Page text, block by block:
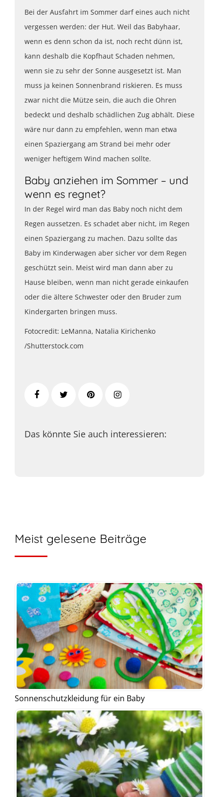
Bei der Ausfahrt im Sommer darf eines auch nicht
vergessen werden: der Hut. Weil das Babyhaar,
wenn es denn schon da ist, noch recht dünn ist,
kann deshalb die Kopfhaut Schaden nehmen,
wenn sie zu sehr der Sonne ausgesetzt ist. Man
muss ja keinen Sonnenbrand riskieren. Es muss
zwar nicht die Mütze sein, die auch die Ohren
bedeckt und deshalb schädlichen Zug abhält. Diese
wäre nur dann zu empfehlen, wenn man etwa
einen Spaziergang am Strand bei mehr oder
weniger heftigem Wind machen sollte.
Baby anziehen im Sommer – und
wenn es regnet?
In der Regel wird man das Baby noch nicht dem
Regen aussetzen. Es schadet aber nicht, im Regen
einen Spaziergang zu machen. Dazu sollte das
Baby im Kinderwagen aber sicher vor dem Regen
geschützt sein. Meist wird man dann aber zu
Hause bleiben, wenn man nicht gerade einkaufen
oder die ältere Schwester oder den Bruder zum
Kindergarten bringen muss.
Fotocredit: LeManna, Natalia Kirichenko
/Shutterstock.com
Das könnte Sie auch interessieren:
Meist gelesene Beiträge
Sonnenschutzkleidung für ein Baby